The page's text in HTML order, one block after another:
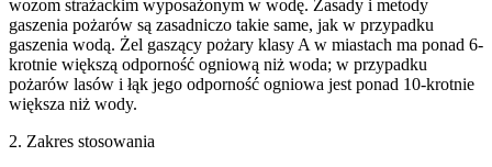
wozom strażackim wyposażonym w wodę. Zasady i metody
gaszenia pożarów są zasadniczo takie same, jak w przypadku
gaszenia wodą. Żel gaszący pożary klasy A w miastach ma ponad 6-
krotnie większą odporność ogniową niż woda; w przypadku
pożarów lasów i łąk jego odporność ogniowa jest ponad 10-krotnie
większa niż wody.
2. Zakres stosowania